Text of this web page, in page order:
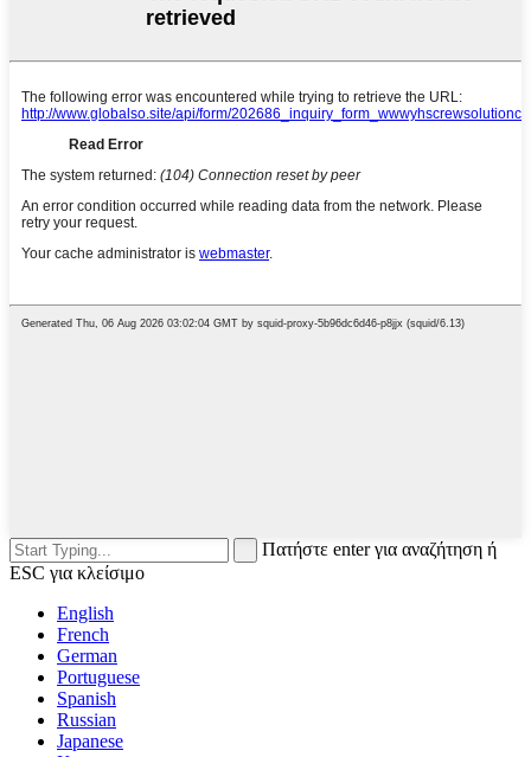
Πατήστε enter για αναζήτηση ή
ESC για κλείσιμο
English
French
German
Portuguese
Spanish
Russian
Japanese